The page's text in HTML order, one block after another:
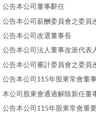
公告本公司董事辭任
公告本公司薪酬委員會之委員
公告本公司改選董事長
公告本公司法人董事改派代表
公告本公司審計委員會之委員
公告本公司115年股東常會董
本公司股東會通過解除新任董
公告本公司115年股東常會重